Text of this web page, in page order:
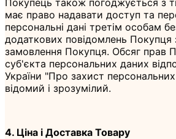
має право надавати доступ та
персональні дані третім особам
додаткових повідомлень
замовлення Покупця. Обсяг прав
суб'єкта персональних даних
України "Про захист
відомий і зрозумілий.
4. Ціна і Доставка Товару